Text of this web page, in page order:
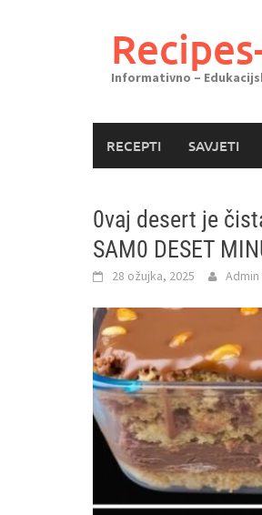
Informativno –
RECEPTI SAVJETI
0vaj desert je
SAM0 DESET
28 ožujka, 2025 Admin